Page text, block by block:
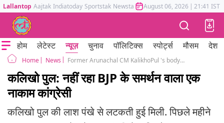
Lallantop Aajtak Indiatoday Sportstak Newstak Mumbai Tak Astrotak
August 06, 2026 | 21:41 IST
होम लेटेस्ट न्यूज़ चुनाव पॉलिटिक्स स्पोर्ट्स मौसम देश
Home News Former Arunachal CM KalikhoPul 's body was found hanging in his residence
कलिखो पुल: नहीं रहा BJP के समर्थन वाला एक
नाकाम कांग्रेसी
कलिखो पुल की लाश पंखे से लटकती हुई मिली. पिछले महीने